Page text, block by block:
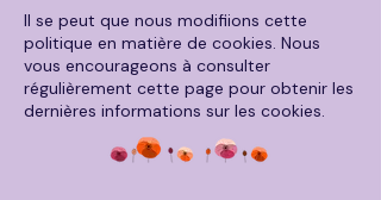
Il se peut que nous modifiions cette
politique en matière de cookies. Nous
vous encourageons à consulter
régulièrement cette page pour obtenir les
dernières informations sur les cookies.